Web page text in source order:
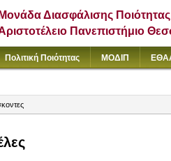
Μονάδα Διασφάλισης Ποιότητας
Πανεπιστήμιο
Πολιτική Ποιότητας ΜΟΔΙΠ